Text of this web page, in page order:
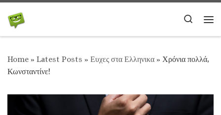
Skip to content
Search
Home » Latest Posts » Ευχες στα Ελληνικα » Χρόνια πολλά,
Κωνσταντίνε!